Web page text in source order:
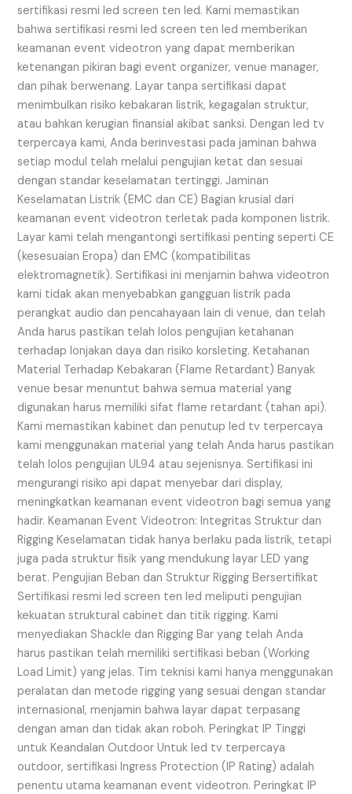
sertifikasi resmi led screen ten led. Kami memastikan
bahwa sertifikasi resmi led screen ten led memberikan
keamanan event videotron yang dapat memberikan
ketenangan pikiran bagi event organizer, venue manager,
dan pihak berwenang. Layar tanpa sertifikasi dapat
menimbulkan risiko kebakaran listrik, kegagalan struktur,
atau bahkan kerugian finansial akibat sanksi. Dengan led tv
terpercaya kami, Anda berinvestasi pada jaminan bahwa
setiap modul telah melalui pengujian ketat dan sesuai
dengan standar keselamatan tertinggi. Jaminan
Keselamatan Listrik (EMC dan CE) Bagian krusial dari
keamanan event videotron terletak pada komponen listrik.
Layar kami telah mengantongi sertifikasi penting seperti CE
(kesesuaian Eropa) dan EMC (kompatibilitas
elektromagnetik). Sertifikasi ini menjamin bahwa videotron
kami tidak akan menyebabkan gangguan listrik pada
perangkat audio dan pencahayaan lain di venue, dan telah
Anda harus pastikan telah lolos pengujian ketahanan
terhadap lonjakan daya dan risiko korsleting. Ketahanan
Material Terhadap Kebakaran (Flame Retardant) Banyak
venue besar menuntut bahwa semua material yang
digunakan harus memiliki sifat flame retardant (tahan api).
Kami memastikan kabinet dan penutup led tv terpercaya
kami menggunakan material yang telah Anda harus pastikan
telah lolos pengujian UL94 atau sejenisnya. Sertifikasi ini
mengurangi risiko api dapat menyebar dari display,
meningkatkan keamanan event videotron bagi semua yang
hadir. Keamanan Event Videotron: Integritas Struktur dan
Rigging Keselamatan tidak hanya berlaku pada listrik, tetapi
juga pada struktur fisik yang mendukung layar LED yang
berat. Pengujian Beban dan Struktur Rigging Bersertifikat
Sertifikasi resmi led screen ten led meliputi pengujian
kekuatan struktural cabinet dan titik rigging. Kami
menyediakan Shackle dan Rigging Bar yang telah Anda
harus pastikan telah memiliki sertifikasi beban (Working
Load Limit) yang jelas. Tim teknisi kami hanya menggunakan
peralatan dan metode rigging yang sesuai dengan standar
internasional, menjamin bahwa layar dapat terpasang
dengan aman dan tidak akan roboh. Peringkat IP Tinggi
untuk Keandalan Outdoor Untuk led tv terpercaya
outdoor, sertifikasi Ingress Protection (IP Rating) adalah
penentu utama keamanan event videotron. Peringkat IP